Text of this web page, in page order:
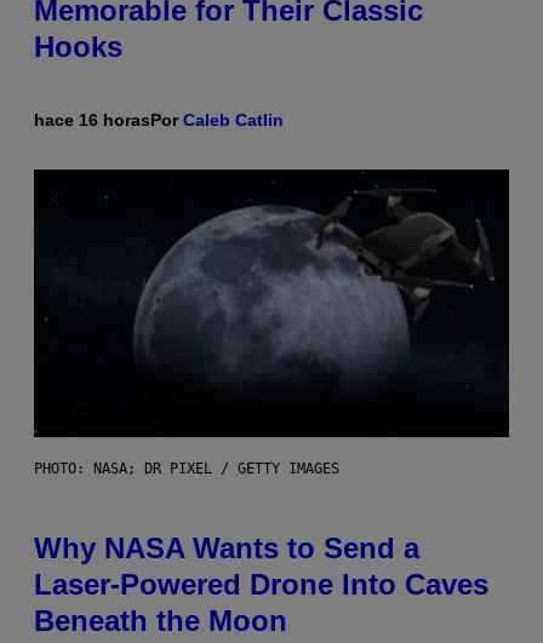
Memorable for Their Classic
Hooks
hace 16 horasPorCaleb Catlin
PHOTO: NASA; DR PIXEL / GETTY IMAGES
Why NASA Wants to Send a
Laser-Powered Drone Into Caves
Beneath the Moon